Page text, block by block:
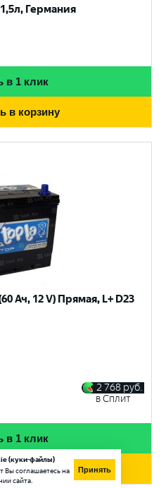
Германия
в 1 клик
в корзину
Ач, 12 V) Прямая, L+ D23
2 768 руб.
в Сплит
в 1 клик
в корзину
(куки-файлы)
Вы соглашаетесь на
сайта.
Принять